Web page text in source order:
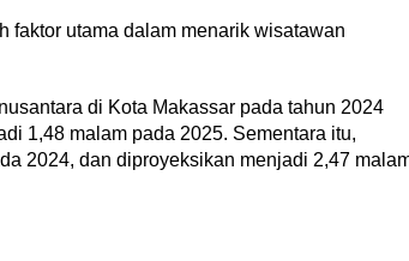
faktor utama dalam menarik wisatawan
di Kota Makassar pada tahun 2024
1,48 malam pada 2025. Sementara itu,
2024, dan diproyeksikan menjadi 2,47